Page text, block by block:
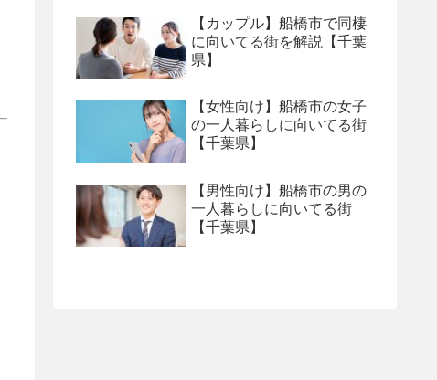
【カップル】船橋市で同棲
に向いてる街を解説【千葉
県】
【女性向け】船橋市の女子
の一人暮らしに向いてる街
【千葉県】
【男性向け】船橋市の男の
一人暮らしに向いてる街
【千葉県】